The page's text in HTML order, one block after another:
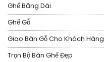
Ghế Băng Dài
Ghế Gỗ
Giao Bàn Gỗ Cho Khách Hàng
Trọn Bộ Bàn Ghế Đẹp